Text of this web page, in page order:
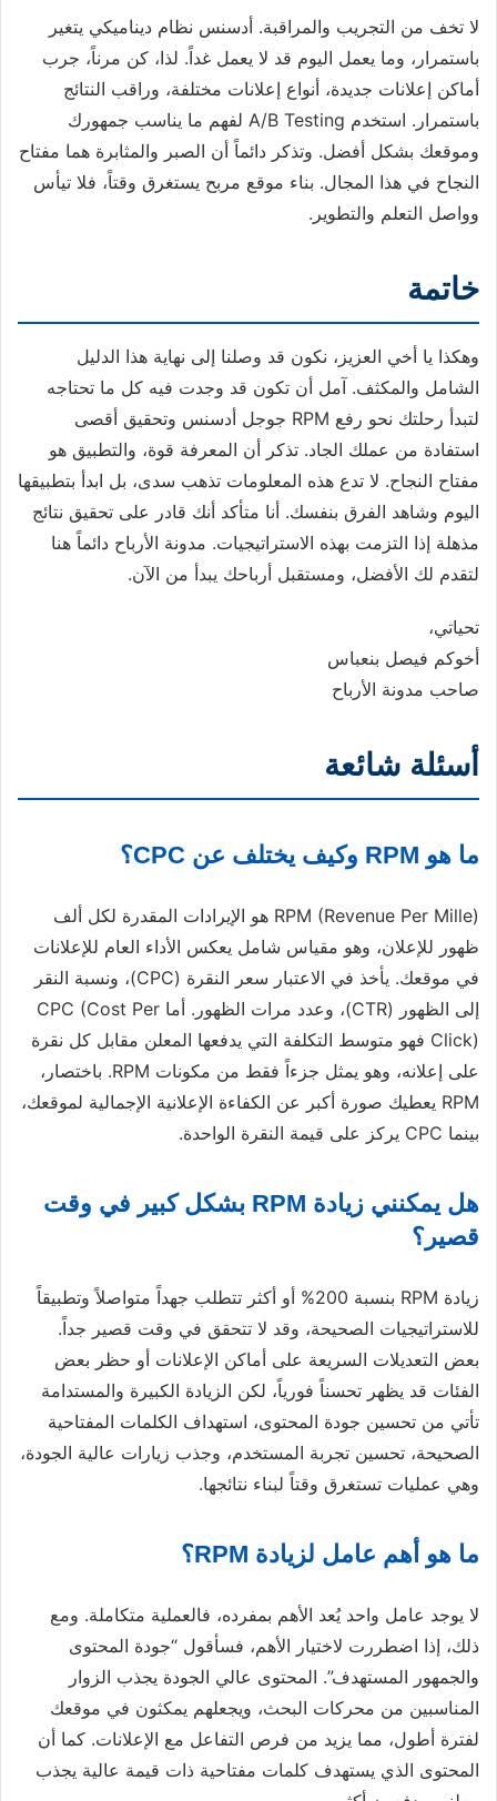
لا تخف من التجريب والمراقبة. أدسنس نظام ديناميكي يتغير
باستمرار، وما يعمل اليوم قد لا يعمل غداً. لذا، كن مرناً، جرب
أماكن إعلانات جديدة، أنواع إعلانات مختلفة، وراقب النتائج
باستمرار. استخدم A/B Testing لفهم ما يناسب جمهورك
وموقعك بشكل أفضل. وتذكر دائماً أن الصبر والمثابرة هما مفتاح
النجاح في هذا المجال. بناء موقع مربح يستغرق وقتاً، فلا تيأس
وواصل التعلم والتطوير.
خاتمة
وهكذا يا أخي العزيز، نكون قد وصلنا إلى نهاية هذا الدليل
الشامل والمكثف. آمل أن تكون قد وجدت فيه كل ما تحتاجه
لتبدأ رحلتك نحو رفع RPM جوجل أدسنس وتحقيق أقصى
استفادة من عملك الجاد. تذكر أن المعرفة قوة، والتطبيق هو
مفتاح النجاح. لا تدع هذه المعلومات تذهب سدى، بل ابدأ بتطبيقها
اليوم وشاهد الفرق بنفسك. أنا متأكد أنك قادر على تحقيق نتائج
مذهلة إذا التزمت بهذه الاستراتيجيات. مدونة الأرباح دائماً هنا
لتقدم لك الأفضل، ومستقبل أرباحك يبدأ من الآن.
تحياتي،
أخوكم فيصل بنعباس
صاحب مدونة الأرباح
أسئلة شائعة
ما هو RPM وكيف يختلف عن CPC؟
RPM (Revenue Per Mille) هو الإيرادات المقدرة لكل ألف
ظهور للإعلان، وهو مقياس شامل يعكس الأداء العام للإعلانات
في موقعك. يأخذ في الاعتبار سعر النقرة (CPC)، ونسبة النقر
إلى الظهور (CTR)، وعدد مرات الظهور. أما CPC (Cost Per
Click) فهو متوسط التكلفة التي يدفعها المعلن مقابل كل نقرة
على إعلانه، وهو يمثل جزءاً فقط من مكونات RPM. باختصار،
RPM يعطيك صورة أكبر عن الكفاءة الإعلانية الإجمالية لموقعك،
بينما CPC يركز على قيمة النقرة الواحدة.
هل يمكنني زيادة RPM بشكل كبير في وقت
قصير؟
زيادة RPM بنسبة 200% أو أكثر تتطلب جهداً متواصلاً وتطبيقاً
للاستراتيجيات الصحيحة، وقد لا تتحقق في وقت قصير جداً.
بعض التعديلات السريعة على أماكن الإعلانات أو حظر بعض
الفئات قد يظهر تحسناً فورياً، لكن الزيادة الكبيرة والمستدامة
تأتي من تحسين جودة المحتوى، استهداف الكلمات المفتاحية
الصحيحة، تحسين تجربة المستخدم، وجذب زيارات عالية الجودة،
وهي عمليات تستغرق وقتاً لبناء نتائجها.
ما هو أهم عامل لزيادة RPM؟
لا يوجد عامل واحد يُعد الأهم بمفرده، فالعملية متكاملة. ومع
ذلك، إذا اضطررت لاختيار الأهم، فسأقول “جودة المحتوى
والجمهور المستهدف”. المحتوى عالي الجودة يجذب الزوار
المناسبين من محركات البحث، ويجعلهم يمكثون في موقعك
لفترة أطول، مما يزيد من فرص التفاعل مع الإعلانات. كما أن
المحتوى الذي يستهدف كلمات مفتاحية ذات قيمة عالية يجذب